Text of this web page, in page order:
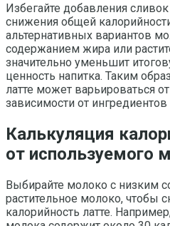
Избегайте добавления
снижения общей
альтернативных вариантов
содержанием жира или
значительно уменьшит
ценность напитка. Таким
латте может варьироваться
зависимости от
Калькуляция
от используемого
Выбирайте молоко с низким
растительное молоко, чтобы
калорийность латте.